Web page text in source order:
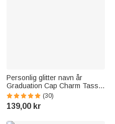
Personlig glitter navn år
Graduation Cap Charm Tassel
Decoration 2026 Graduation
Gift for Graduates
Klassekamerater
(30)
139,00 kr